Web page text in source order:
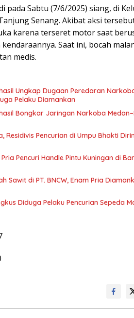
pada Sabtu (7/6/2025) siang, di
Senang. Akibat aksi
karena terseret motor saat
Saat ini, bocah
medis.
Ungkap Dugaan Peredaran
Pelaku Diamankan
Bongkar Jaringan Narkoba
Residivis Pencurian di Umpu Bhakti
Pencuri Handle Pintu Kuningan di
Sawit di PT. BNCW, Enam Pria
Diduga Pelaku Pencurian Sepeda